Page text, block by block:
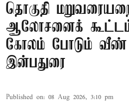
தொகுதி
ஆலோசனைக் கூட்டம்:
கோலம் போடும் வீண்
இன்பதுரை
Published on: 08 Aug 2026, 3:10 pm